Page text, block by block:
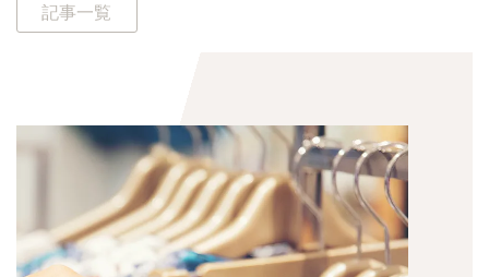
記事一覧